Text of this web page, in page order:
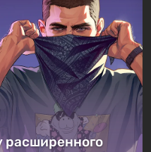
расширенного